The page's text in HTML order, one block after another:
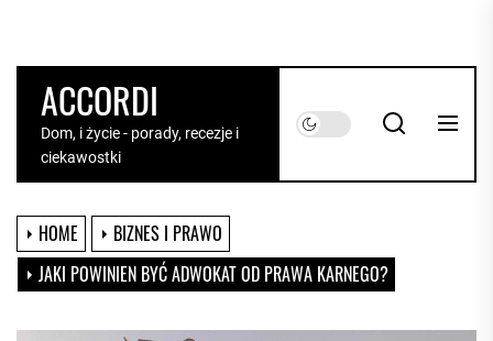
the
contentACCORDI
Dom, i życie - porady, recezje i
ciekawostki
HOME
BIZNES I PRAWO
JAKI POWINIEN BYĆ ADWOKAT OD PRAWA KARNEGO?